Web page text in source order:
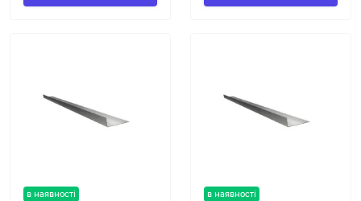
в наявності в наявності